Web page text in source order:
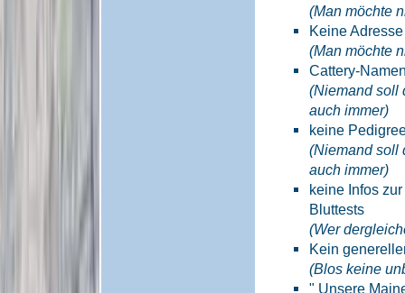
(Man möchte
Keine
(Man möchte
Cattery-
(Niemand soll
auch immer)
keine
(Niemand soll
auch immer)
keine Infos
Bluttests
(Wer
Kein
(Blos keine
" Unsere